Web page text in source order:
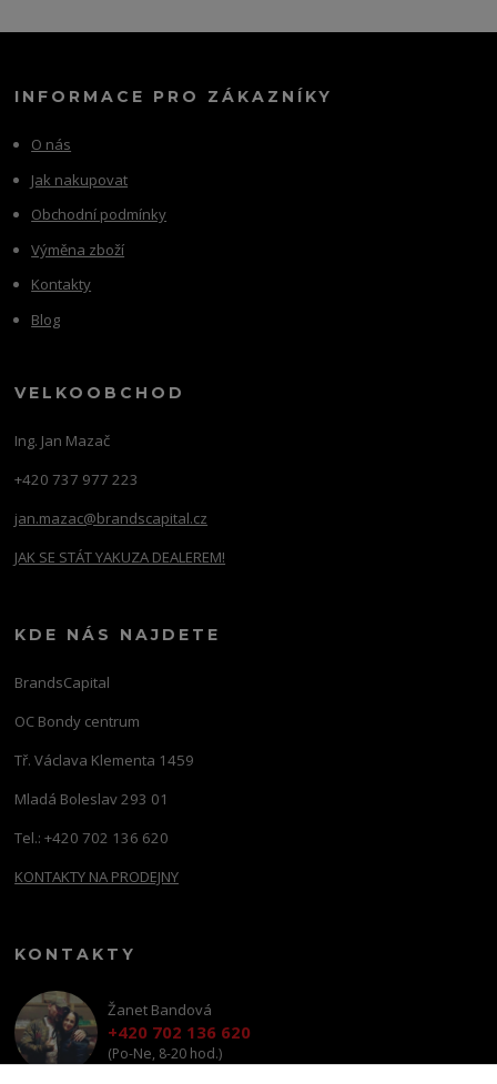
INFORMACE PRO ZÁKAZNÍKY
O nás
Jak nakupovat
Obchodní podmínky
Výměna zboží
Kontakty
Blog
VELKOOBCHOD
Ing. Jan Mazač
+420 737 977 223
jan.mazac@brandscapital.cz
JAK SE STÁT YAKUZA DEALEREM!
KDE NÁS NAJDETE
BrandsCapital
OC Bondy centrum
Tř. Václava Klementa 1459
Mladá Boleslav 293 01
Tel.: +420 702 136 620
KONTAKTY NA PRODEJNY
KONTAKTY
Žanet Bandová
+420 702 136 620
(Po-Ne, 8-20 hod.)